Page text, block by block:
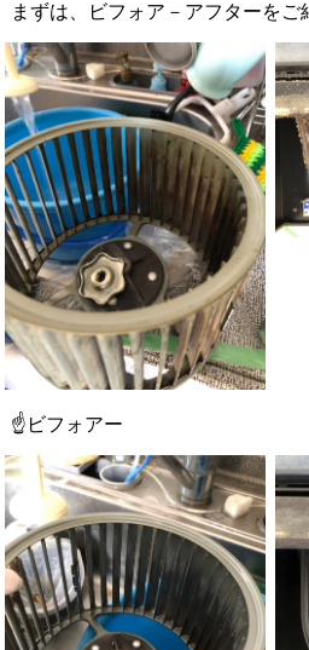
まずは、ビフォア－アフターをご
☝ビフォアー